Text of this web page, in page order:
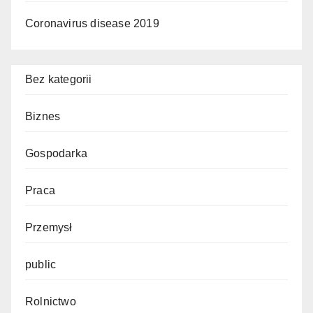
Coronavirus disease 2019
Bez kategorii
Biznes
Gospodarka
Praca
Przemysł
public
Rolnictwo